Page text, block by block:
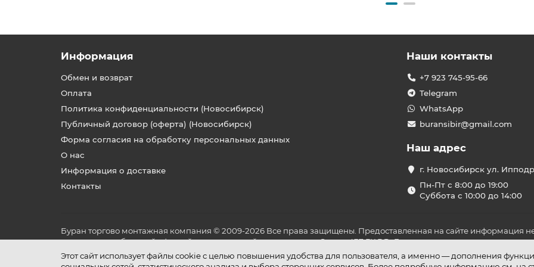
Этот сайт использует файлы cookie с целью повышения удобства для пользователя, а именно — дополнения
Информация
Обмен и возврат
Оплата
Политика конфиденциальности (Новосибирск)
Публичный договор (оферта) (Новосибирск)
Форма согласия на обработку персональных данных
О нас
Информация о доставке
Контакты
Наши контакты
+7 923 745-95-66
Telegram
WhatsApp
buransibir@gmail.com
Наш адрес
г. Новосибирск ул.
Пн-Пт с 8:00 до 19:00
Суббота с 10:00 до 14:00
Буран торгово монтажная компания © 2009-2026 Все права защищены. Предоставленная на сайте информация
не является публичной офертой, определяемой положениями Статьи 437 ГК РФ. До оплаты товара удостоверьтесь
и условиях его эксплуатации.